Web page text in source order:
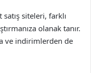
siteleri, farklı
olanak tanır.
ve indirimlerden de